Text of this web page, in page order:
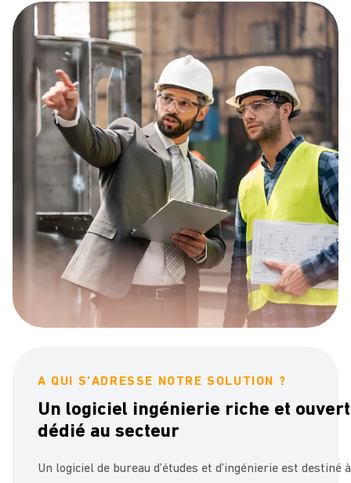
A QUI S’ADRESSE NOTRE SOLUTION ?
Un logiciel ingénierie riche et ouvert
dédié au secteur
Un logiciel de bureau d’études et d’ingénierie est destiné à